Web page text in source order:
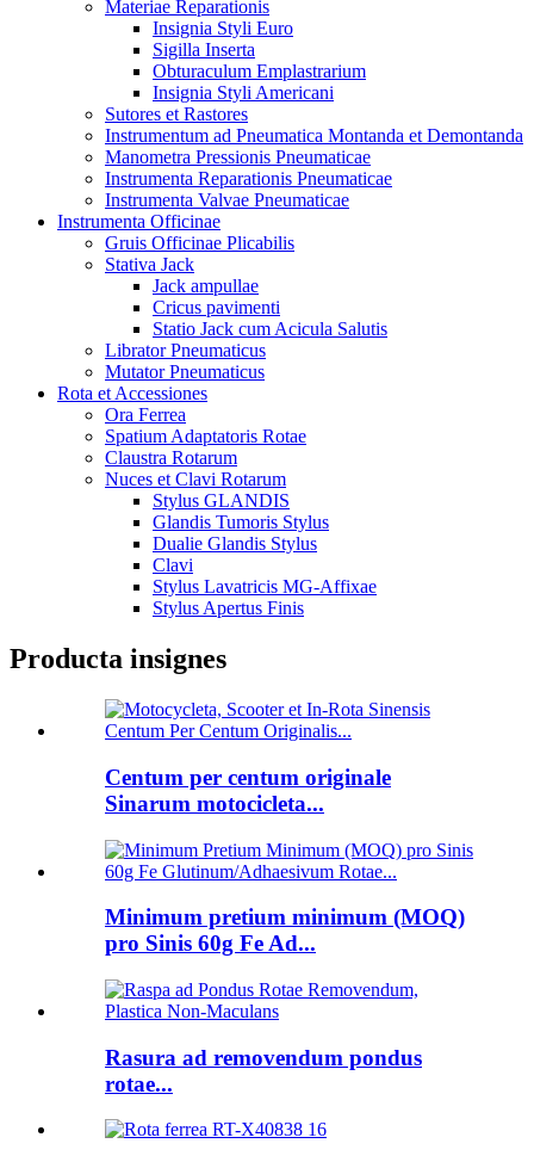
Materiae Reparationis
Insignia Styli Euro
Sigilla Inserta
Obturaculum Emplastrarium
Insignia Styli Americani
Sutores et Rastores
Instrumentum ad Pneumatica Montanda et Demontanda
Manometra Pressionis Pneumaticae
Instrumenta Reparationis Pneumaticae
Instrumenta Valvae Pneumaticae
Instrumenta Officinae
Gruis Officinae Plicabilis
Stativa Jack
Jack ampullae
Cricus pavimenti
Statio Jack cum Acicula Salutis
Librator Pneumaticus
Mutator Pneumaticus
Rota et Accessiones
Ora Ferrea
Spatium Adaptatoris Rotae
Claustra Rotarum
Nuces et Clavi Rotarum
Stylus GLANDIS
Glandis Tumoris Stylus
Dualie Glandis Stylus
Clavi
Stylus Lavatricis MG-Affixae
Stylus Apertus Finis
Producta insignes
Centum per centum originale
Sinarum motocicleta...
Minimum pretium minimum (MOQ)
pro Sinis 60g Fe Ad...
Rasura ad removendum pondus
rotae...